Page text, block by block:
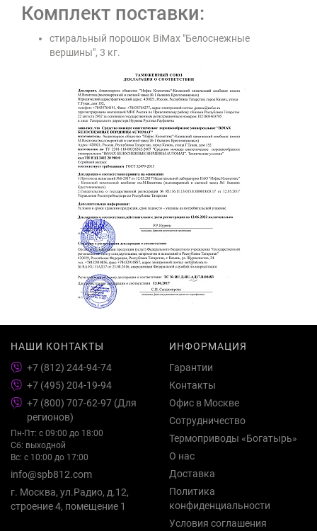
Комплект поставки:
стиральный порошок BiMax "Белоснежные
вершины", 3 кг.
НАШИ КОНТАКТЫ
+7 (812) 244-94-74
+7 (495) 204-19-94
+7 (800) 707-62-97 (Для
регионов)
Пн-Пт: с 09:00 до 18:00
Сб: выходной
Вс: с 10:00 до 17:00
info@spb812.com
г. Москва, ул.Радио, д.12,
строение 4, помещение 1
ИНФОРМАЦИЯ
Гарантии
Контакты
Офис в Москве
Сотрудничество
Термоприводы «Богатырь»
О нас
Доставка
Политика
конфиденциальности
Условия соглашения